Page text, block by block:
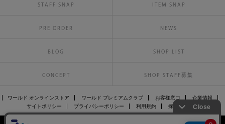
STAFF SNAP ITEM SNAP
PRE ORDER NEWS
BLOG SHOP LIST
CONCEPT SHOP STAFF募集
ワールド オンラインストア ワールド プレミアムクラブ お客様窓口
企業情報
サイトポリシー
プライバシーポリシー 利用規約 採用情報